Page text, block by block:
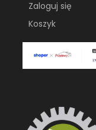
Zaloguj się
Koszyk